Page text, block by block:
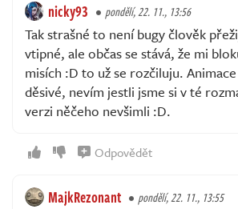
nicky93 pondělí, 22. 11., 13:56
Tak strašné to není bugy člověk
vtipné, ale občas se stává, že mi
misích :D to už se rozčiluju.
děsivé, nevím jestli jsme si v té
verzi něčeho nevšimli :D.
Odpovědět
MajkRezonant pondělí, 22. 11., 13:55